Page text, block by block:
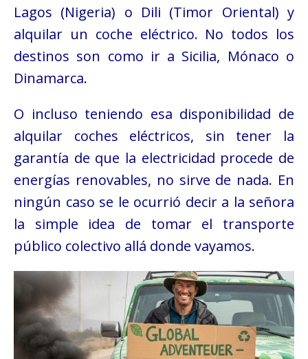
Lagos (Nigeria) o Dili (Timor Oriental) y
alquilar un coche eléctrico. No todos los
destinos son como ir a Sicilia, Mónaco o
Dinamarca.
O incluso teniendo esa disponibilidad de
alquilar coches eléctricos, sin tener la
garantía de que la electricidad procede de
energías renovables, no sirve de nada. En
ningún caso se le ocurrió decir a la señora
la simple idea de tomar el transporte
público colectivo allá donde vayamos.